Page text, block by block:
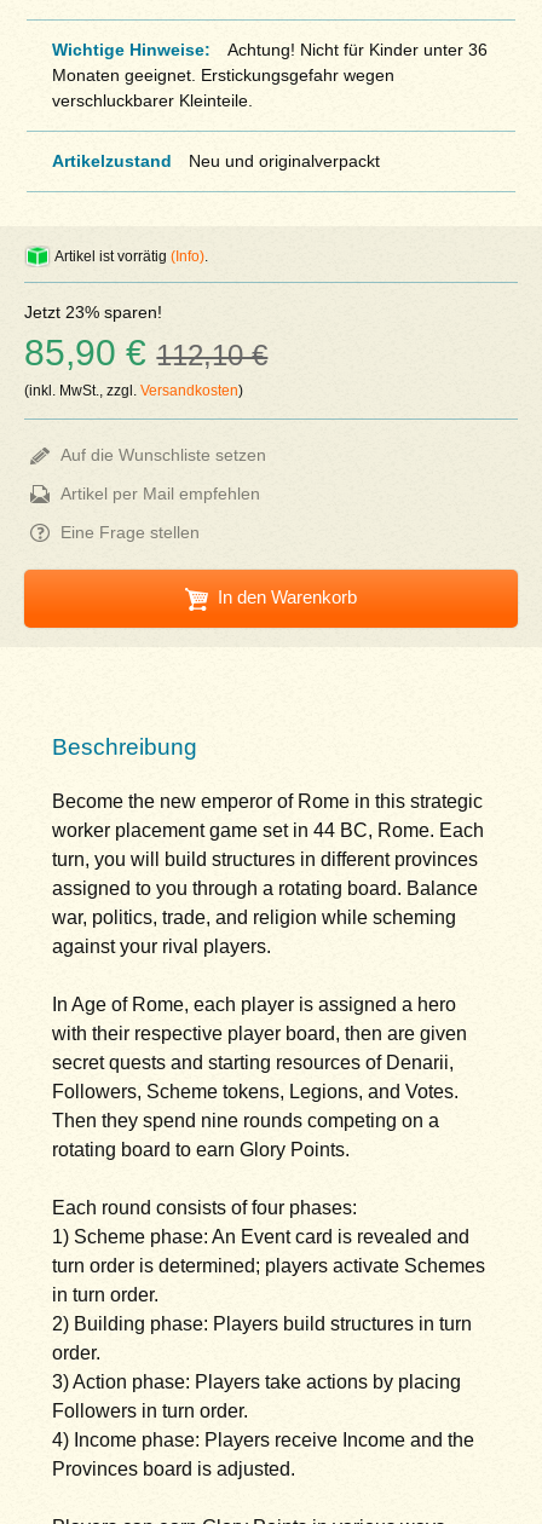
Wichtige Hinweise:
Achtung! Nicht für Kinder unter 36
Monaten geeignet. Erstickungsgefahr wegen
verschluckbarer Kleinteile.
Artikelzustand Neu und originalverpackt
Artikel ist vorrätig(Info)
Jetzt 23% sparen!
85,90 €112,10 €
(inkl. MwSt., zzgl.Versandkosten)
Auf die Wunschliste setzen
Artikel per Mail empfehlen
Eine Frage stellen
In den Warenkorb
Beschreibung
Become the new emperor of Rome in this strategic
worker placement game set in 44 BC, Rome. Each
turn, you will build structures in different provinces
assigned to you through a rotating board. Balance
war, politics, trade, and religion while scheming
against your rival players.
In Age of Rome, each player is assigned a hero
with their respective player board, then are given
secret quests and starting resources of Denarii,
Followers, Scheme tokens, Legions, and Votes.
Then they spend nine rounds competing on a
rotating board to earn Glory Points.
Each round consists of four phases:
1) Scheme phase: An Event card is revealed and
turn order is determined; players activate Schemes
in turn order.
2) Building phase: Players build structures in turn
order.
3) Action phase: Players take actions by placing
Followers in turn order.
4) Income phase: Players receive Income and the
Provinces board is adjusted.